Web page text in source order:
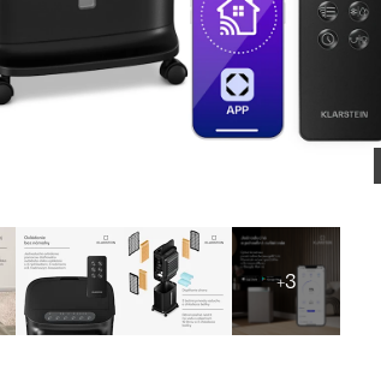
+3